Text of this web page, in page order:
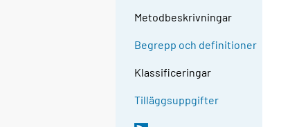
Metodbeskrivningar
Begrepp och definitioner
Klassificeringar
Tilläggsuppgifter